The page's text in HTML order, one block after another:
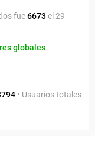
fue6673 el 29
globales
• Usuarios totales